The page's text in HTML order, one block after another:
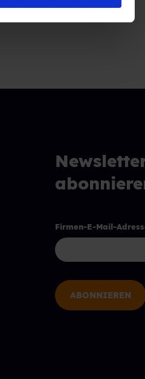
Firmen-E-Mail-